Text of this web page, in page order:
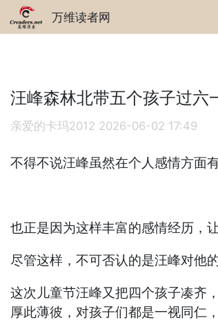
万维读者网
汪峰森林北带五个孩子过六
亲爱的卡玛2012 2026-06-02 17:49
不得不说汪峰虽然在个人感情方面
也正是因为这样丰富的感情经历，
尽管这样，不可否认的是汪峰对他
这次儿童节汪峰又把四个孩子凑齐
厚此薄彼，对孩子们都是一视同仁